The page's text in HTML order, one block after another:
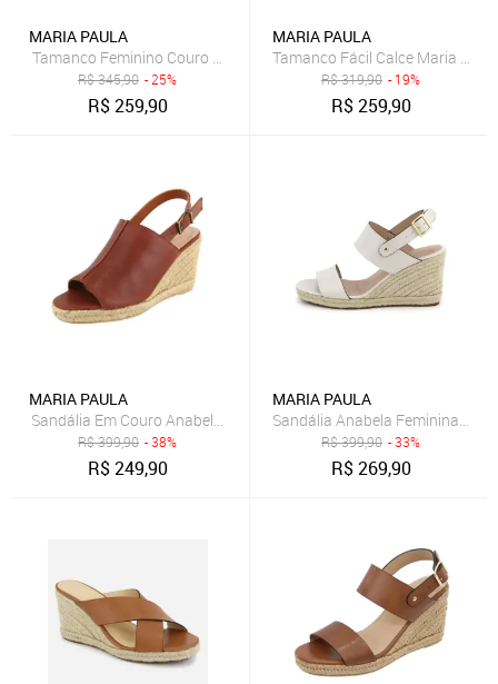
MARIA PAULA
Tamanco Feminino Couro Maria Paula Hotfix Marrom
R$345,90 - 25%
R$259,90
MARIA PAULA
Tamanco Fácil Calce Maria
R$319,90 - 19%
R$259,90
MARIA PAULA
Sandália Em Couro Anabela Maria Paula Fechada Largas
R$399,90 - 38%
R$249,90
MARIA PAULA
Sandália Anabela Feminina Em
R$399,90 - 33%
R$269,90